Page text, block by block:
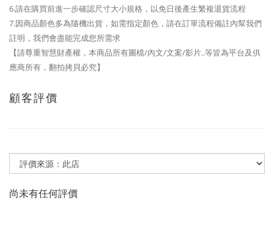
6.請在購買前進一步確認尺寸大小規格，以免日後產生繁複退貨流程
7.因商品顏色多為隨機出貨，如需指定顏色，請在訂單流程備註內幫我們
註明，我們會盡能完成您所需求
【請尊重智慧財產權，本商品所有圖檔/內文/文案/影片..等皆為平台及供
應商所有，翻拍拷貝必究】
顧客評價
尚未有任何評價